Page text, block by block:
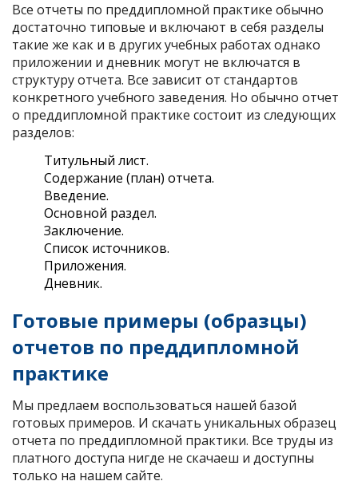
Все отчеты по преддипломной практике обычно
достаточно типовые и включают в себя разделы
такие же как и в других учебных работах однако
приложении и дневник могут не включатся в
структуру отчета. Все зависит от стандартов
конкретного учебного заведения. Но обычно отчет
о преддипломной практике состоит из следующих
разделов:
Титульный лист.
Содержание (план) отчета.
Введение.
Основной раздел.
Заключение.
Список источников.
Приложения.
Дневник.
Готовые примеры (образцы)
отчетов по преддипломной
практике
Мы предлаем воспользоваться нашей базой
готовых примеров. И скачать уникальных образец
отчета по преддипломной практики. Все труды из
платного доступа нигде не скачаеш и доступны
только на нашем сайте.